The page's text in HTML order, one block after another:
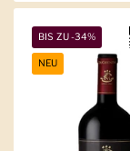
BIS ZU -34%
NEU